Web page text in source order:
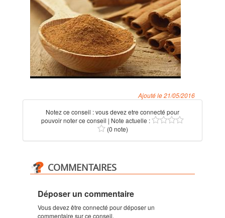
Ajouté le 21/05/2016
Notez ce conseil :vous devez etre connecté pour
pouvoir noter ce conseil | Note actuelle :
(0 note)
COMMENTAIRES
Déposer un commentaire
Vous devez être connecté pour déposer un
commentaire sur ce conseil.